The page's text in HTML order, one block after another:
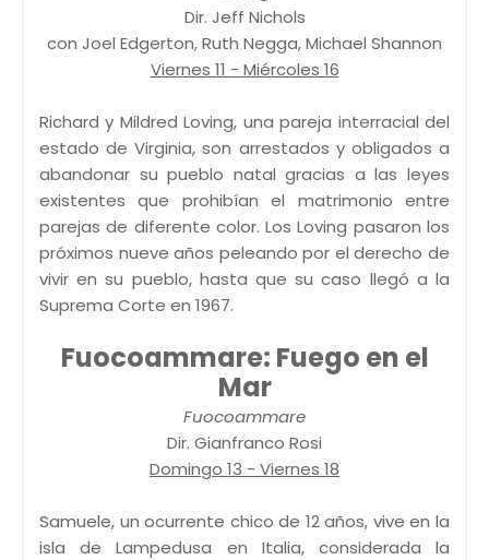
Dir. Jeff Nichols
con Joel Edgerton, Ruth Negga, Michael Shannon
Viernes 11 - Miércoles 16
Richard y Mildred Loving, una pareja interracial del
estado de Virginia, son arrestados y obligados a
abandonar su pueblo natal gracias a las leyes
existentes que prohibían el matrimonio entre
parejas de diferente color. Los Loving pasaron los
próximos nueve años peleando por el derecho de
vivir en su pueblo, hasta que su caso llegó a la
Suprema Corte en 1967.
Fuocoammare: Fuego en el
Mar
Fuocoammare
Dir. Gianfranco Rosi
Domingo 13 - Viernes 18
Samuele, un ocurrente chico de 12 años, vive en la
isla de Lampedusa en Italia, considerada la